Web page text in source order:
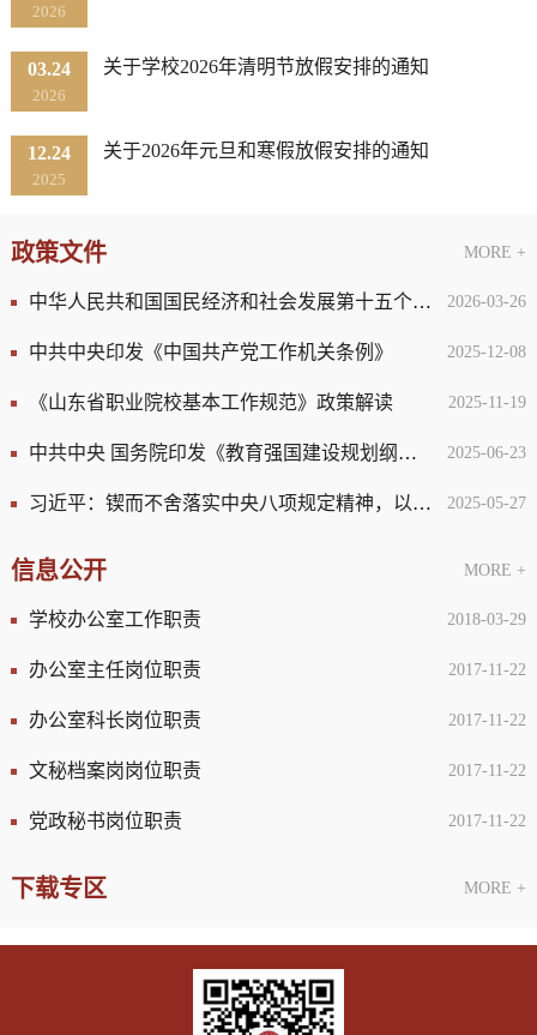
2026
03.24
2026
关于学校2026年清明节放假安排的通知
12.24
2025
关于2026年元旦和寒假放假安排的通知
政策文件 MORE +
2026-03-26
中华人民共和国国民经济和社会发展第十五个五年规划纲要
2025-12-08
中共中央印发《中国共产党工作机关条例》
2025-11-19
《山东省职业院校基本工作规范》政策解读
2025-06-23
中共中央 国务院印发《教育强国建设规划纲要（2024—2035年）...
2025-05-27
习近平：锲而不舍落实中央八项规定精神，以优良党风引领社风民风
信息公开 MORE +
2018-03-29
学校办公室工作职责
2017-11-22
办公室主任岗位职责
2017-11-22
办公室科长岗位职责
2017-11-22
文秘档案岗岗位职责
2017-11-22
党政秘书岗位职责
下载专区 MORE +